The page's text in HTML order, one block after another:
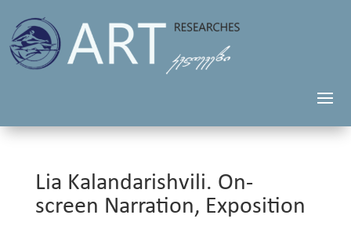
Lia Kalandarishvili. On-
screen Narration, Exposition